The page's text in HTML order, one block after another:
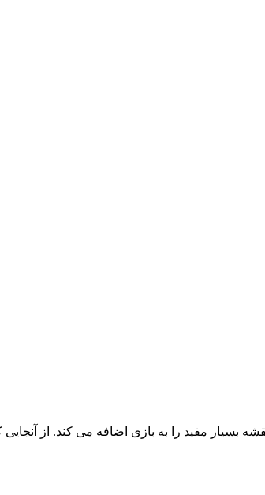
بسیار مفید را به بازی اضافه می کند. از